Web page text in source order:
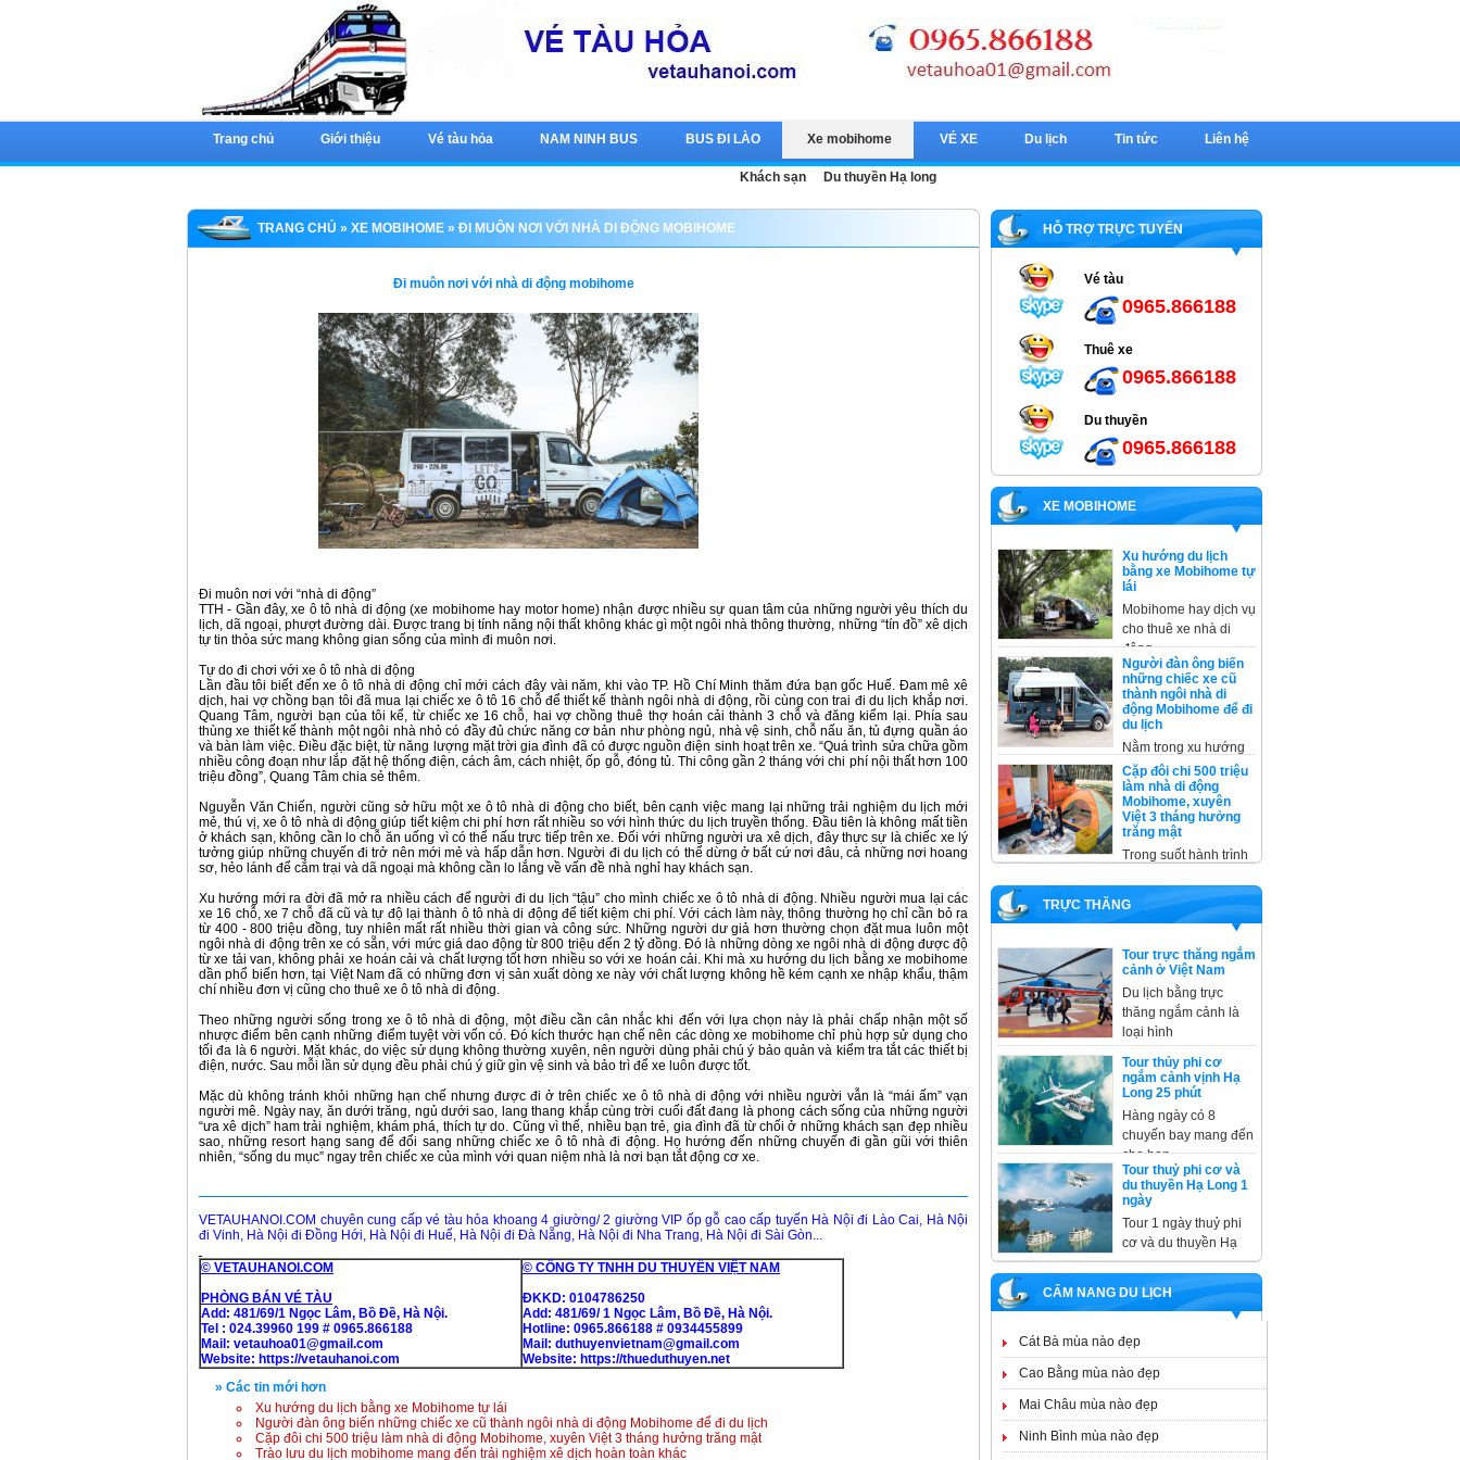
Trang chủ Giới thiệu Vé tàu hỏa NAM NINH BUS BUS ĐI LÀO Xe mobihome
Khách sạn Du thuyền Hạ long
VÉ XE Du lịch Tin tức Liên hệ
TRANG CHỦ » XE MOBIHOME » ĐI MUÔN NƠI VỚI NHÀ DI ĐỘNG MOBIHOME
Đi muôn nơi với nhà di động mobihome
Đi muôn nơi với “nhà di động”
TTH - Gần đây, xe ô tô nhà di động (xe mobihome hay motor home) nhận được nhiều sự quan tâm của những người yêu thích du
lịch, dã ngoại, phượt đường dài. Được trang bị tính năng nội thất không khác gì một ngôi nhà thông thường, những “tín đồ” xê dịch
tự tin thỏa sức mang không gian sống của mình đi muôn nơi.
Tự do đi chơi với xe ô tô nhà di động
Lần đầu tôi biết đến xe ô tô nhà di động chỉ mới cách đây vài năm, khi vào TP. Hồ Chí Minh thăm đứa bạn gốc Huế. Đam mê xê
dịch, hai vợ chồng bạn tôi đã mua lại chiếc xe ô tô 16 chỗ để thiết kế thành ngôi nhà di động, rồi cùng con trai đi du lịch khắp nơi.
Quang Tâm, người bạn của tôi kể, từ chiếc xe 16 chỗ, hai vợ chồng thuê thợ hoán cải thành 3 chỗ và đăng kiểm lại. Phía sau
thùng xe thiết kế thành một ngôi nhà nhỏ có đầy đủ chức năng cơ bản như phòng ngủ, nhà vệ sinh, chỗ nấu ăn, tủ đựng quần áo
và bàn làm việc. Điều đặc biệt, từ năng lượng mặt trời gia đình đã có được nguồn điện sinh hoạt trên xe. “Quá trình sửa chữa gồm
nhiều công đoạn như lắp đặt hệ thống điện, cách âm, cách nhiệt, ốp gỗ, đóng tủ. Thi công gần 2 tháng với chi phí nội thất hơn 100
triệu đồng”, Quang Tâm chia sẻ thêm.
Nguyễn Văn Chiến, người cũng sở hữu một xe ô tô nhà di động cho biết, bên cạnh việc mang lại những trải nghiệm du lịch mới
mẻ, thú vị, xe ô tô nhà di động giúp tiết kiệm chi phí hơn rất nhiều so với hình thức du lịch truyền thống. Đầu tiên là không mất tiền
ở khách sạn, không cần lo chỗ ăn uống vì có thể nấu trực tiếp trên xe. Đối với những người ưa xê dịch, đây thực sự là chiếc xe lý
tưởng giúp những chuyến đi trở nên mới mẻ và hấp dẫn hơn. Người đi du lịch có thể dừng ở bất cứ nơi đâu, cả những nơi hoang
sơ, hẻo lánh để cắm trại và dã ngoại mà không cần lo lắng về vấn đề nhà nghỉ hay khách sạn.
Xu hướng mới ra đời đã mở ra nhiều cách để người đi du lịch “tậu” cho mình chiếc xe ô tô nhà di động. Nhiều người mua lại các
xe 16 chỗ, xe 7 chỗ đã cũ và tự độ lại thành ô tô nhà di động để tiết kiệm chi phí. Với cách làm này, thông thường họ chỉ cần bỏ ra
từ 400 - 800 triệu đồng, tuy nhiên mất rất nhiều thời gian và công sức. Những người dư giả hơn thường chọn đặt mua luôn một
ngôi nhà di động trên xe có sẵn, với mức giá dao động từ 800 triệu đến 2 tỷ đồng. Đó là những dòng xe ngôi nhà di động được độ
từ xe tải van, không phải xe hoán cải và chất lượng tốt hơn nhiều so với xe hoán cải. Khi mà xu hướng du lịch bằng xe mobihome
dần phổ biến hơn, tại Việt Nam đã có những đơn vị sản xuất dòng xe này với chất lượng không hề kém cạnh xe nhập khẩu, thậm
chí nhiều đơn vị cũng cho thuê xe ô tô nhà di động.
Theo những người sống trong xe ô tô nhà di động, một điều cần cân nhắc khi đến với lựa chọn này là phải chấp nhận một số
nhược điểm bên cạnh những điểm tuyệt vời vốn có. Đó kích thước hạn chế nên các dòng xe mobihome chỉ phù hợp sử dụng cho
tối đa là 6 người. Mặt khác, do việc sử dụng không thường xuyên, nên người dùng phải chú ý bảo quản và kiểm tra tắt các thiết bị
điện, nước. Sau mỗi lần sử dụng đều phải chú ý giữ gìn vệ sinh và bảo trì để xe luôn được tốt.
Mặc dù không tránh khỏi những hạn chế nhưng được đi ở trên chiếc xe ô tô nhà di động với nhiều người vẫn là “mái ấm” vạn
người mê. Ngày nay, ăn dưới trăng, ngủ dưới sao, lang thang khắp cùng trời cuối đất đang là phong cách sống của những người
“ưa xê dịch” ham trải nghiệm, khám phá, thích tự do. Cũng vì thế, nhiều bạn trẻ, gia đình đã từ chối ở những khách sạn đẹp nhiều
sao, những resort hạng sang để đổi sang những chiếc xe ô tô nhà đi động. Họ hướng đến những chuyến đi gần gũi với thiên
nhiên, “sống du mục” ngay trên chiếc xe của mình với quan niệm nhà là nơi bạn tắt động cơ xe.
VETAUHANOI.COM chuyên cung cấp vé tàu hỏa khoang 4 giường/ 2 giường VIP ốp gỗ cao cấp tuyến Hà Nội đi Lào Cai, Hà Nội
đi Vinh, Hà Nội đi Đồng Hới, Hà Nội đi Huế, Hà Nội đi Đà Nẵng, Hà Nội đi Nha Trang, Hà Nội đi Sài Gòn...
© VETAUHANOI.COM
PHÒNG BÁN VÉ TÀU
Add: 481/69/1 Ngọc Lâm, Bồ Đề, Hà Nội.
Tel : 024.39960 199 # 0965.866188
Mail: vetauhoa01@gmail.com
Website: https://vetauhanoi.com
© CÔNG TY TNHH DU THUYỀN VIỆT NAM
ĐKKD: 0104786250
Add: 481/69/ 1 Ngọc Lâm, Bồ Đề, Hà Nội.
Hotline: 0965.866188 # 0934455899
Mail: duthuyenvietnam@gmail.com
Website: https://thueduthuyen.net
» Các tin mới hơn
Xu hướng du lịch bằng xe Mobihome tự lái
Người đàn ông biến những chiếc xe cũ thành ngôi nhà di động Mobihome để đi du lịch
Cặp đôi chi 500 triệu làm nhà di động Mobihome, xuyên Việt 3 tháng hưởng trăng mật
Trào lưu du lịch mobihome mang đến trải nghiệm xê dịch hoàn toàn khác
HỖ TRỢ TRỰC TUYẾN
Vé tàu
0965.866188
Thuê xe
0965.866188
Du thuyền
0965.866188
XE MOBIHOME
Xu hướng du lịch
bằng xe Mobihome tự
lái
Mobihome hay dịch vụ
cho thuê xe nhà di
động
Người đàn ông biến
những chiếc xe cũ
thành ngôi nhà di
động Mobihome để đi
du lịch
Nằm trong xu hướng
cải tạo, không thể
không kể
Cặp đôi chi 500 triệu
làm nhà di động
Mobihome, xuyên
Việt 3 tháng hưởng
trăng mật
Trong suốt hành trình
TRỰC THĂNG
Tour trực thăng ngắm
cảnh ở Việt Nam
Du lịch bằng trực
thăng ngắm cảnh là
loại hình
Tour thủy phi cơ
ngắm cảnh vịnh Hạ
Long 25 phút
Hàng ngày có 8
chuyến bay mang đến
cho bạn
Tour thuỷ phi cơ và
du thuyền Hạ Long 1
ngày
Tour 1 ngày thuỷ phi
cơ và du thuyền Hạ
CẨM NANG DU LỊCH
Cát Bà mùa nào đẹp
Cao Bằng mùa nào đẹp
Mai Châu mùa nào đẹp
Ninh Bình mùa nào đẹp